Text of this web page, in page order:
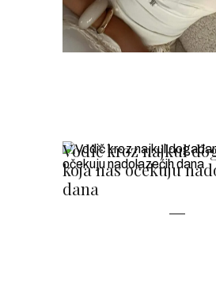
Vodič kroz najkul
koja nas očekuju
dana